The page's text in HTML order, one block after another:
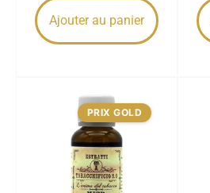
Ajouter au panier
PRIX GOLD